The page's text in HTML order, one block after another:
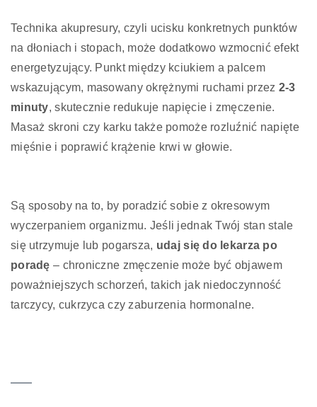
Technika akupresury, czyli ucisku konkretnych punktów
na dłoniach i stopach, może dodatkowo wzmocnić efekt
energetyzujący. Punkt między kciukiem a palcem
wskazującym, masowany okrężnymi ruchami przez 2-3
minuty, skutecznie redukuje napięcie i zmęczenie.
Masaż skroni czy karku także pomoże rozluźnić napięte
mięśnie i poprawić krążenie krwi w głowie.
Są sposoby na to, by poradzić sobie z okresowym
wyczerpaniem organizmu. Jeśli jednak Twój stan stale
się utrzymuje lub pogarsza, udaj się do lekarza po
poradę – chroniczne zmęczenie może być objawem
poważniejszych schorzeń, takich jak niedoczynność
tarczycy, cukrzyca czy zaburzenia hormonalne.